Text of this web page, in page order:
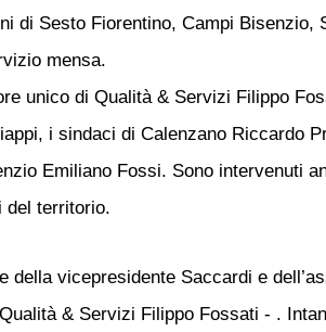
di Sesto Fiorentino, Campi Bisenzio,
mensa.
unico di Qualità & Servizi Filippo
i sindaci di Calenzano Riccardo
Emiliano Fossi. Sono intervenuti
del territorio.
vicepresidente Saccardi e
& Servizi Filippo Fossati - .